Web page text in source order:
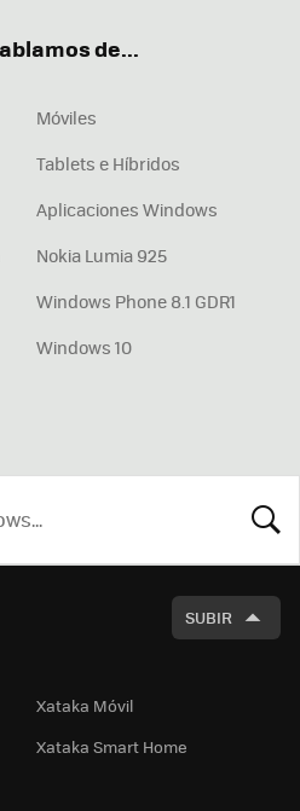
de...
Móviles
Tablets e Híbridos
Aplicaciones Windows
Nokia Lumia 925
Windows Phone 8.1 GDR1
Windows 10
SUBIR
Xataka Móvil
Xataka Smart Home